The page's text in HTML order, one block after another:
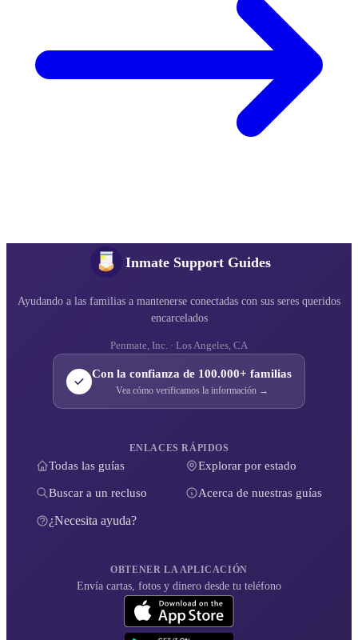
Inmate Support Guides
Ayudando a las familias a mantenerse conectadas con sus seres queridos
encarcelados
Penmate, Inc. · Los Angeles, CA
Con la confianza de 100.000+ familias
Vea cómo verificamos la información →
ENLACES RÁPIDOS
Todas las guías Explorar por estado
Buscar a un recluso Acerca de nuestras guías
¿Necesita ayuda?
OBTENER LA APLICACIÓN
Envía cartas, fotos y dinero desde tu teléfono